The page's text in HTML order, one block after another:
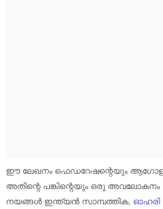
ഈ ലേഖനം ഫെഡറേഷന്റെയും
അതിന്റെ പങ്കിന്റെയും ഒരു
നയങ്ങൾ ഇന്ത്യൻ സാമ്പത്തിക, ഓഹരി